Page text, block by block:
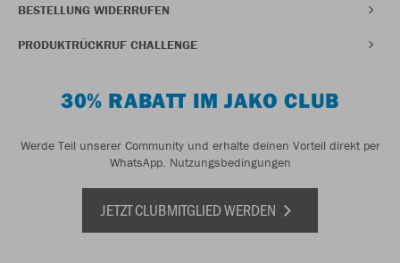
BESTELLUNG WIDERRUFEN
PRODUKTRÜCKRUF CHALLENGE
30% RABATT IM JAKO CLUB
Werde Teil unserer Community und erhalte deinen Vorteil direkt per
WhatsApp. Nutzungsbedingungen
JETZT CLUBMITGLIED WERDEN